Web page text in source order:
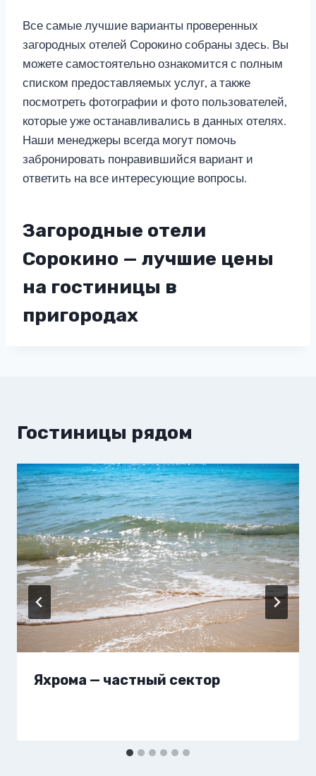
Все самые лучшие варианты проверенных
загородных отелей Сорокино собраны здесь. Вы
можете самостоятельно ознакомится с полным
списком предоставляемых услуг, а также
посмотреть фотографии и фото пользователей,
которые уже останавливались в данных отелях.
Наши менеджеры всегда могут помочь
забронировать понравившийся вариант и
ответить на все интересующие вопросы.
Загородные отели
Сорокино — лучшие цены
на гостиницы в
пригородах
Гостиницы рядом
Яхрома — частный сектор